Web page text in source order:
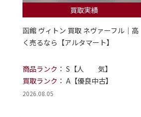
買取実績
函館 ヴィトン 買取 ネヴァーフル｜高
く売るなら【アルタマート】
商品ランク： S【人 気】
買取ランク： A【優良中古】
2026.08.05